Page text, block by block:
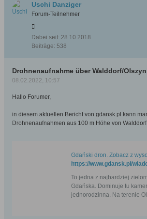
Uschi Danziger
Forum-Teilnehmer
Dabei seit: 28.10.2018
Beiträge: 538
Drohnenaufnahme über Walddorf/
08.02.2022, 10:57
Hallo Forumer,
in diesem aktuellen Bericht von gdansk.pl kann
Drohnenaufnahmen aus 100 m Höhe von
To jedna z najbardziej
Gdańska. Dominuje tu
jednorodzinna. Na terenie